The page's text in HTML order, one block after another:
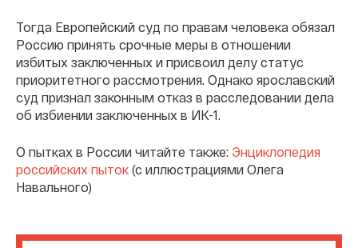
Тогда Европейский суд по правам человека обязал
Россию принять срочные меры в отношении
избитых заключенных и присвоил делу статус
приоритетного рассмотрения. Однако ярославский
суд признал законным отказ в расследовании дела
об избиении заключенных в ИК-1.
О пытках в России читайте также: Энциклопедия
российских пыток (с иллюстрациями Олега
Навального)